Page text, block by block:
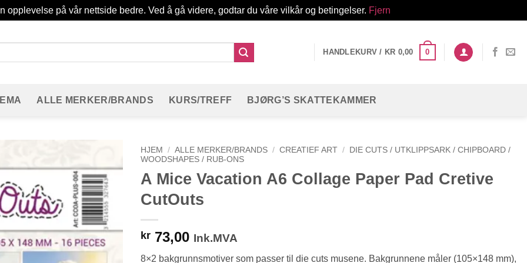
opplevelse på vår nettside bedre. Ved å gå videre, godtar du våre vilkår og betingelser. Fjern
HANDLEKURV / KR 0,00 0
ALLE MERKER/BRANDS KURS/TREFF BJØRG’S SKATTEKAMMER
HJEM / ALLE MERKER/BRANDS / CREATIEF ART /
DIE CUTS / UTKLIPPSARK / CHIPBOARD /
WOODSHAPES / RUB-ONS
A Mice Vacation A6 Collage Paper Pad Cretive
CutOuts
kr 73,00 Ink.MVA
8×2 bakgrunnsmotiver som passer til die cuts musene. Bakgrunnene måler (105×148 mm),